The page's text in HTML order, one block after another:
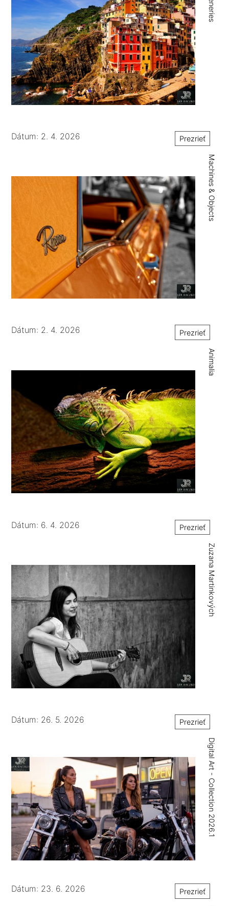
Dátum: 2. 4. 2026 Prezrieť
Machines & Objects
Dátum: 2. 4. 2026 Prezrieť
Animalia
Dátum: 6. 4. 2026 Prezrieť
Zuzana Martinkových
Dátum: 26. 5. 2026 Prezrieť
Digital Art - Collection 2026.1
Dátum: 23. 6. 2026 Prezrieť